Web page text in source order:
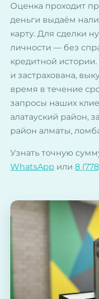
Оценка проходит
деньги выдаём
карту. Для сделки
личности — без
кредитной
и застрахована,
время в течение
запросы наших
алатауский район,
район алматы,
Узнать точную
WhatsApp или 8